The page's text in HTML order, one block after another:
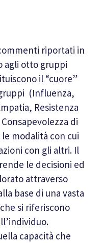
riportati in
agli otto gruppi
il “cuore”
(Influenza,
Resistenza
di
modalità con cui
con gli altri. Il
le decisioni ed
attraverso
base di una vasta
si riferiscono
capacità che